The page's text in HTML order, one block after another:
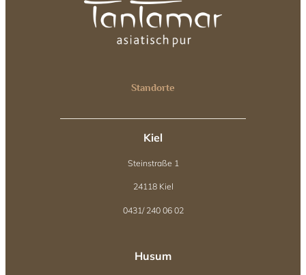
Standorte
Kiel
Steinstraße 1
24118 Kiel
0431/ 240 06 02
Husum